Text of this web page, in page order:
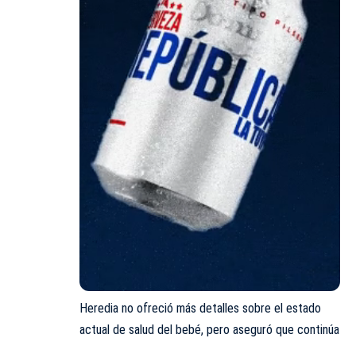
Heredia no ofreció más detalles sobre el estado
actual de salud del bebé, pero aseguró que continúa